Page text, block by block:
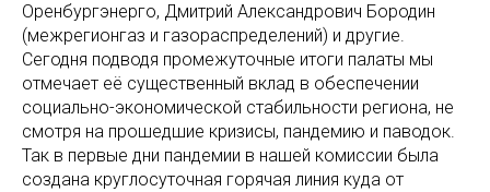
Оренбургэнерго, Дмитрий Александрович Бородин
(межрегионгаз и газораспределений) и другие.
Сегодня подводя промежуточные итоги палаты мы
отмечает её существенный вклад в обеспечении
социально-экономической стабильности региона, не
смотря на прошедшие кризисы, пандемию и паводок.
Так в первые дни пандемии в нашей комиссии была
создана круглосуточная горячая линия куда от